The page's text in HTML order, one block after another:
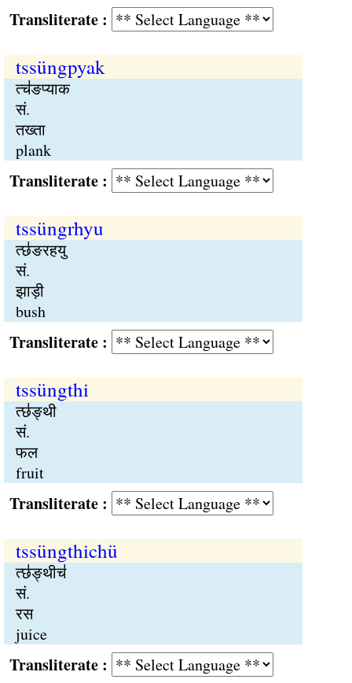
:
tssüngpyak
त्च॑ङप्याक
सं.
तख्ता
plank
:
tssüngrhyu
त्छ॑ङरहयु
सं.
झाड़ी
bush
:
tssüngthi
त्छ॑ङ्थी
सं.
फल
fruit
:
tssüngthichü
त्छ॑ङ्थीच॑
सं.
रस
juice
: